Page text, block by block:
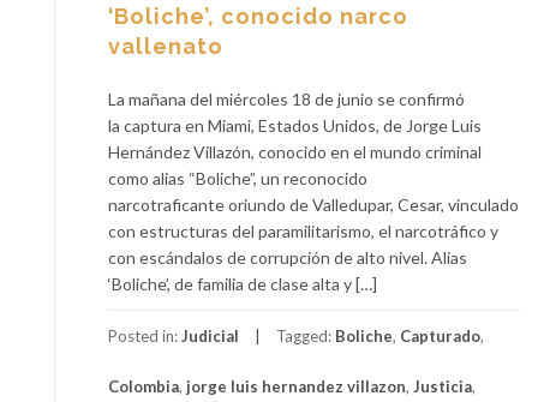
‘Boliche’, conocido narco
vallenato
La mañana del miércoles 18 de junio se confirmó
la captura en Miami, Estados Unidos, de Jorge Luis
Hernández Villazón, conocido en el mundo criminal
como alias “Boliche”, un reconocido
narcotraficante oriundo de Valledupar, Cesar, vinculado
con estructuras del paramilitarismo, el narcotráfico y
con escándalos de corrupción de alto nivel. Alias
‘Boliche’, de familia de clase alta y […]
Posted in:Judicial Tagged: Boliche, Capturado,
Colombia, jorge luis hernandez villazon, Justicia,